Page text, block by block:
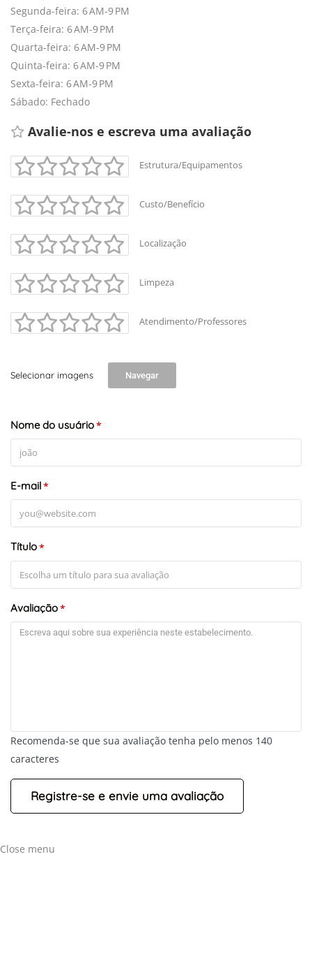
+
Segunda-feira: 6 AM-9 PM
Terça-feira: 6 AM-9 PM
Quarta-feira: 6 AM-9 PM
Quinta-feira: 6 AM-9 PM
Sexta-feira: 6 AM-9 PM
Sábado: Fechado
Avalie-nos e escreva uma avaliação
Estrutura/Equipamentos
Custo/Benefício
Localização
Limpeza
Atendimento/Professores
Selecionar imagens Navegar
Nome do usuário*
E-mail*
Título*
Avaliação*
Recomenda-se que sua avaliação tenha pelo menos 140
caracteres
Close menu